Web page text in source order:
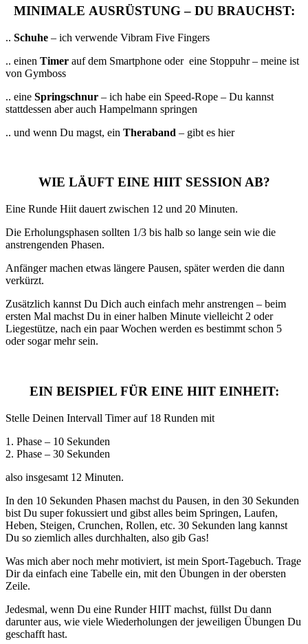
MINIMALE AUSRÜSTUNG – DU BRAUCHST:
.. Schuhe – ich verwende Vibram Five Fingers
.. einen Timer auf dem Smartphone oder eine Stoppuhr – meine ist
von Gymboss
.. eine Springschnur – ich habe ein Speed-Rope – Du kannst
stattdessen aber auch Hampelmann springen
.. und wenn Du magst, ein Theraband – gibt es hier
WIE LÄUFT EINE HIIT SESSION AB?
Eine Runde Hiit dauert zwischen 12 und 20 Minuten.
Die Erholungsphasen sollten 1/3 bis halb so lange sein wie die
anstrengenden Phasen.
Anfänger machen etwas längere Pausen, später werden die dann
verkürzt.
Zusätzlich kannst Du Dich auch einfach mehr anstrengen – beim
ersten Mal machst Du in einer halben Minute vielleicht 2 oder
Liegestütze, nach ein paar Wochen werden es bestimmt schon 5
oder sogar mehr sein.
EIN BEISPIEL FÜR EINE HIIT EINHEIT:
Stelle Deinen Intervall Timer auf 18 Runden mit
1. Phase – 10 Sekunden
2. Phase – 30 Sekunden
also insgesamt 12 Minuten.
In den 10 Sekunden Phasen machst du Pausen, in den 30 Sekunden
bist Du super fokussiert und gibst alles beim Springen, Laufen,
Heben, Steigen, Crunchen, Rollen, etc. 30 Sekunden lang kannst
Du so ziemlich alles durchhalten, also gib Gas!
Was mich aber noch mehr motiviert, ist mein Sport-Tagebuch. Trage
Dir da einfach eine Tabelle ein, mit den Übungen in der obersten
Zeile.
Jedesmal, wenn Du eine Runder HIIT machst, füllst Du dann
darunter aus, wie viele Wiederholungen der jeweiligen Übungen Du
geschafft hast.